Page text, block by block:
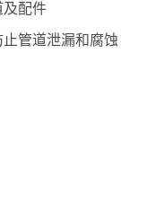
及配件
管道泄漏和腐蚀